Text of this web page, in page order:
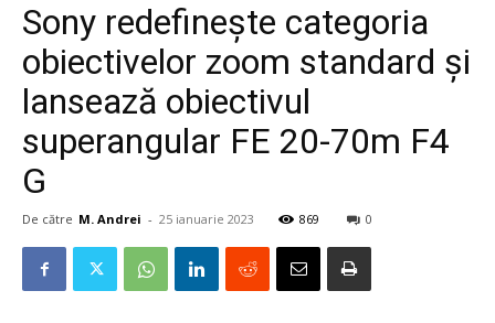
Sony redefinește categoria
obiectivelor zoom standard și
lansează obiectivul
superangular FE 20-70m F4
G
De către M. Andrei - 25 ianuarie 2023 869 0